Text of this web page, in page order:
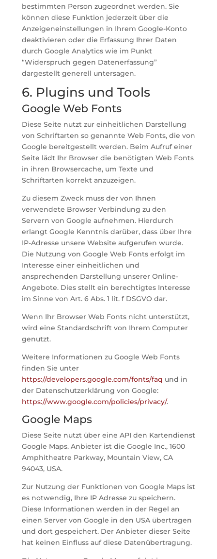
bestimmten Person zugeordnet werden. Sie
können diese Funktion jederzeit über die
Anzeigeneinstellungen in Ihrem Google-Konto
deaktivieren oder die Erfassung Ihrer Daten
durch Google Analytics wie im Punkt
“Widerspruch gegen Datenerfassung”
dargestellt generell untersagen.
6. Plugins und Tools
Google Web Fonts
Diese Seite nutzt zur einheitlichen Darstellung
von Schriftarten so genannte Web Fonts, die von
Google bereitgestellt werden. Beim Aufruf einer
Seite lädt Ihr Browser die benötigten Web Fonts
in ihren Browsercache, um Texte und
Schriftarten korrekt anzuzeigen.
Zu diesem Zweck muss der von Ihnen
verwendete Browser Verbindung zu den
Servern von Google aufnehmen. Hierdurch
erlangt Google Kenntnis darüber, dass über Ihre
IP-Adresse unsere Website aufgerufen wurde.
Die Nutzung von Google Web Fonts erfolgt im
Interesse einer einheitlichen und
ansprechenden Darstellung unserer Online-
Angebote. Dies stellt ein berechtigtes Interesse
im Sinne von Art. 6 Abs. 1 lit. f DSGVO dar.
Wenn Ihr Browser Web Fonts nicht unterstützt,
wird eine Standardschrift von Ihrem Computer
genutzt.
Weitere Informationen zu Google Web Fonts
finden Sie unter
https://developers.google.com/fonts/faq und in
der Datenschutzerklärung von Google:
https://www.google.com/policies/privacy/.
Google Maps
Diese Seite nutzt über eine API den Kartendienst
Google Maps. Anbieter ist die Google Inc., 1600
Amphitheatre Parkway, Mountain View, CA
94043, USA.
Zur Nutzung der Funktionen von Google Maps ist
es notwendig, Ihre IP Adresse zu speichern.
Diese Informationen werden in der Regel an
einen Server von Google in den USA übertragen
und dort gespeichert. Der Anbieter dieser Seite
hat keinen Einfluss auf diese Datenübertragung.